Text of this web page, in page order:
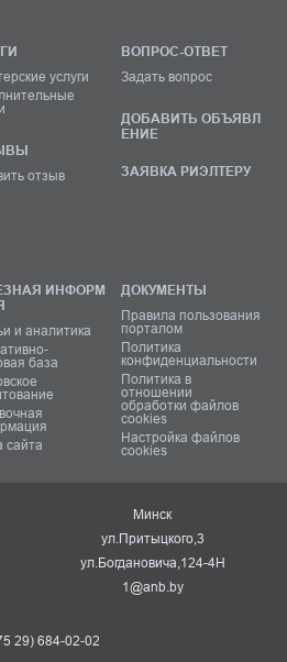
услуги
отзыв
ВОПРОС-ОТВЕТ
Задать вопрос
ДОБАВИТЬ ОБЪЯВЛ
ЕНИЕ
ЗАЯВКА РИЭЛТЕРУ
ИНФОРМ
и аналитика
база
сайта
ДОКУМЕНТЫ
Правила пользования
порталом
Политика
конфиденциальности
Политика в
отношении
обработки файлов
cookies
Настройка файлов
cookies
Минск
ул.Притыцкого,3
ул.Богдановича,124-4Н
1@anb.by
29) 684-02-02